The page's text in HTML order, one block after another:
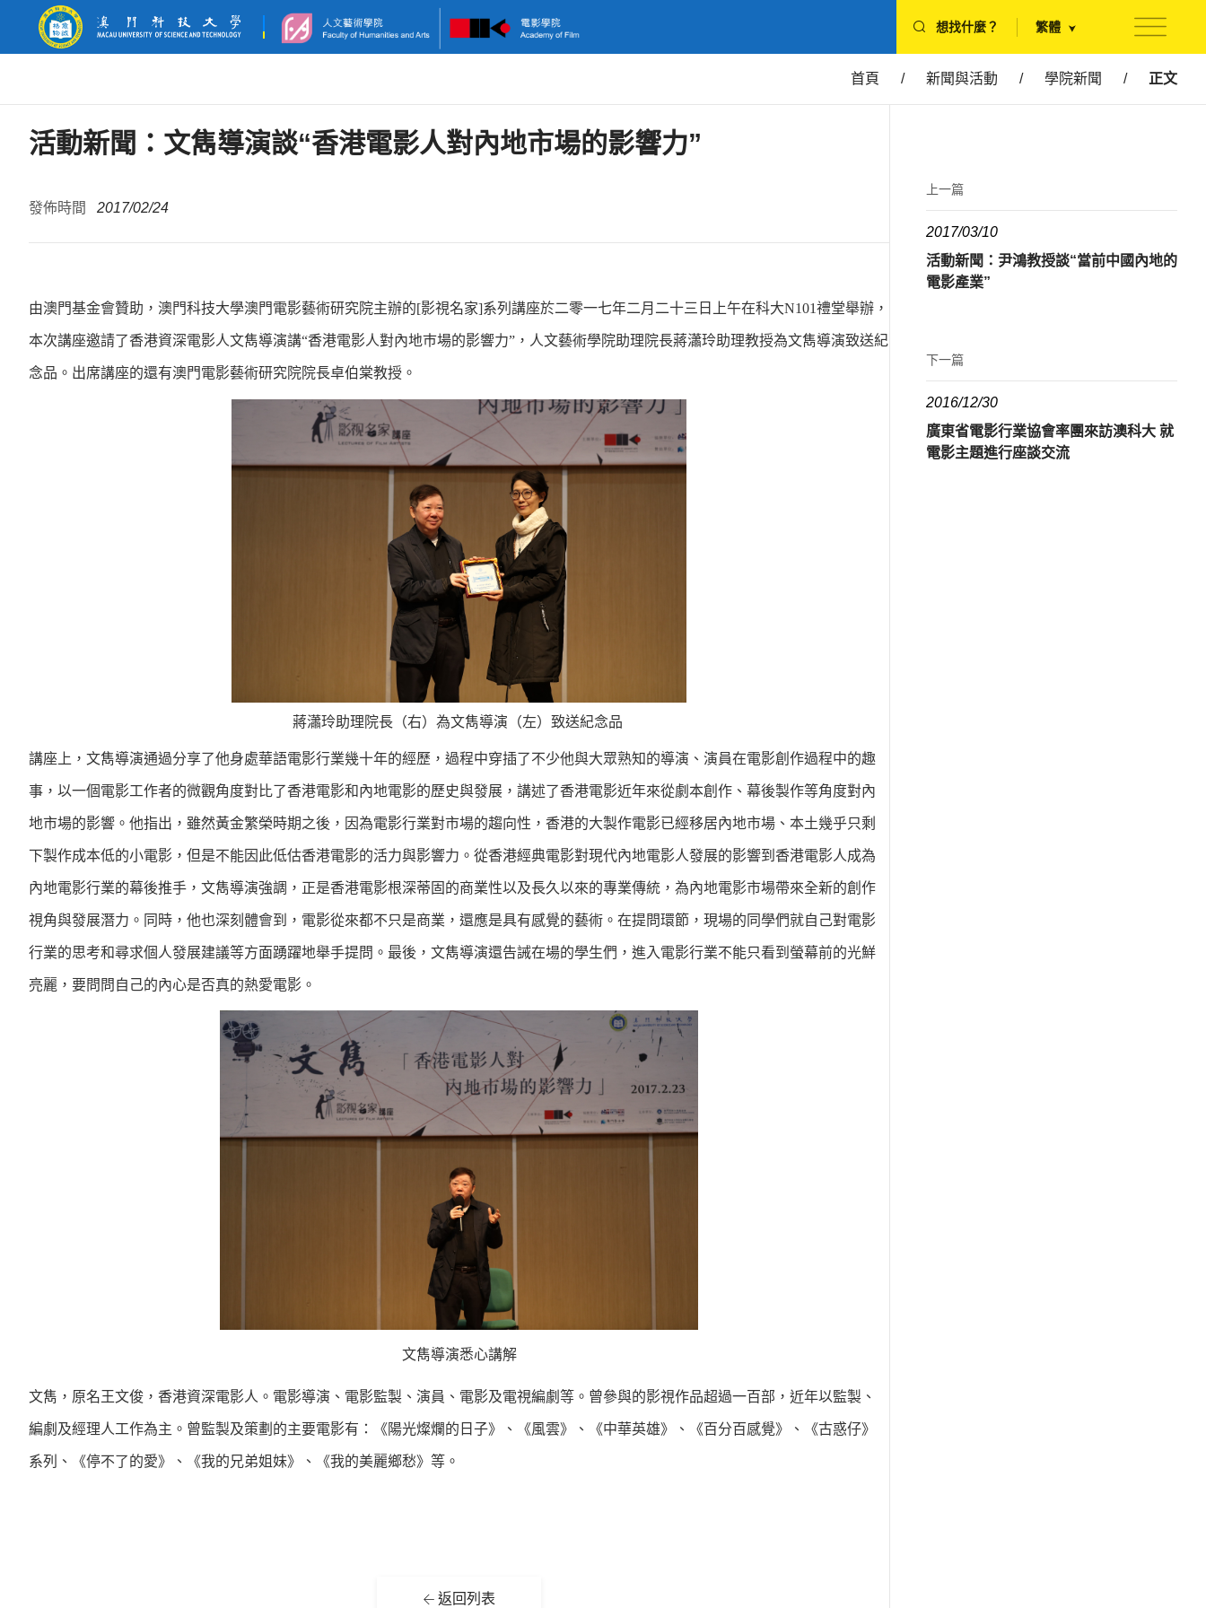
想找什麼？ 繁體
首頁 / 新聞與活動 / 學院新聞 / 正文
活動新聞：文雋導演談“香港電影人對內地市場的影響力”
發佈時間 2017/02/24
由澳門基金會贊助，澳門科技大學澳門電影藝術研究院主辦的[影視名家]系列講座於二零一七年二月二十三日上午在科大N101禮堂舉辦，
本次講座邀請了香港資深電影人文雋導演講“香港電影人對內地巿場的影響力” ，人文藝術學院助理院長蔣瀟玲助理教授為文雋導演致送紀
念品。出席講座的還有澳門電影藝術研究院院長卓伯棠教授。
蔣瀟玲助理院長（右）為文雋導演（左）致送紀念品
講座上，文雋導演通過分享了他身處華語電影行業幾十年的經歷，過程中穿插了不少他與大眾熟知的導演、演員在電影創作過程中的趣
事，以一個電影工作者的微觀角度對比了香港電影和內地電影的歷史與發展，講述了香港電影近年來從劇本創作、幕後製作等角度對內
地市場的影響。他指出，雖然黃金繁榮時期之後，因為電影行業對市場的趨向性，香港的大製作電影已經移居內地市場、本土幾乎只剩
下製作成本低的小電影，但是不能因此低估香港電影的活力與影響力。從香港經典電影對現代內地電影人發展的影響到香港電影人成為
內地電影行業的幕後推手，文雋導演強調，正是香港電影根深蒂固的商業性以及長久以來的專業傳統，為內地電影市場帶來全新的創作
視角與發展潛力。同時，他也深刻體會到，電影從來都不只是商業，還應是具有感覺的藝術。在提問環節，現場的同學們就自己對電影
行業的思考和尋求個人發展建議等方面踴躍地舉手提問。最後，文雋導演還告誡在場的學生們，進入電影行業不能只看到螢幕前的光鮮
亮麗，要問問自己的內心是否真的熱愛電影。
文雋導演悉心講解
文雋，原名王文俊，香港資深電影人。電影導演、電影監製、演員、電影及電視編劇等。曾參與的影視作品超過一百部，近年以監製、
編劇及經理人工作為主。曾監製及策劃的主要電影有：《陽光燦爛的日子》、《風雲》、《中華英雄》、《百分百感覺》、《古惑仔》
系列 、《停不了的愛》、《我的兄弟姐妹》、《我的美麗鄉愁》等。
返回列表
上一篇
2017/03/10
活動新聞：尹鴻教授談“當前中國內地的
電影產業”
下一篇
2016/12/30
廣東省電影行業協會率團來訪澳科大 就
電影主題進行座談交流